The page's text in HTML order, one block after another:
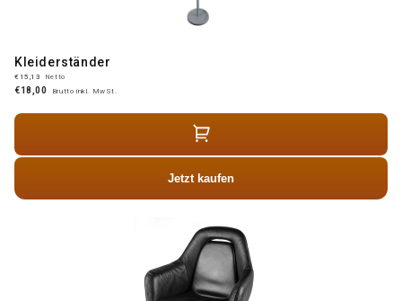
Kleiderständer
€15,13 Netto
€18,00 Brutto inkl. MwSt.
Jetzt kaufen